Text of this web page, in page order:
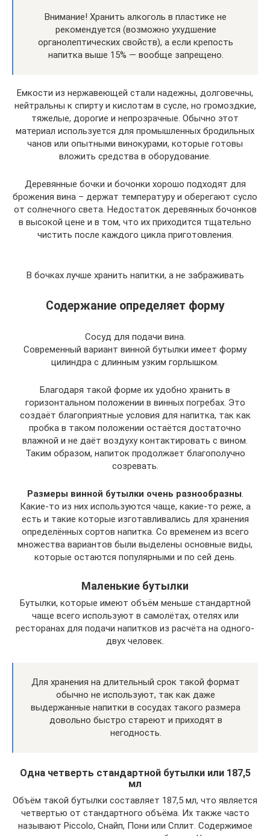
Внимание! Хранить алкоголь в пластике не
рекомендуется (возможно ухудшение
органолептических свойств), а если крепость
напитка выше 15% — вообще запрещено.
Емкости из нержавеющей стали надежны, долговечны,
нейтральны к спирту и кислотам в сусле, но громоздкие,
тяжелые, дорогие и непрозрачные. Обычно этот
материал используется для промышленных бродильных
чанов или опытными винокурами, которые готовы
вложить средства в оборудование.
Деревянные бочки и бочонки хорошо подходят для
брожения вина – держат температуру и оберегают сусло
от солнечного света. Недостаток деревянных бочонков
в высокой цене и в том, что их приходится тщательно
чистить после каждого цикла приготовления.
В бочках лучше хранить напитки, а не забраживать
Содержание определяет форму
Сосуд для подачи вина.
Современный вариант винной бутылки имеет форму
цилиндра с длинным узким горлышком.
Благодаря такой форме их удобно хранить в
горизонтальном положении в винных погребах. Это
создаёт благоприятные условия для напитка, так как
пробка в таком положении остаётся достаточно
влажной и не даёт воздуху контактировать с вином.
Таким образом, напиток продолжает благополучно
созревать.
Размеры винной бутылки очень разнообразны.
Какие-то из них используются чаще, какие-то реже, а
есть и такие которые изготавливались для хранения
определённых сортов напитка. Со временем из всего
множества вариантов были выделены основные виды,
которые остаются популярными и по сей день.
Маленькие бутылки
Бутылки, которые имеют объём меньше стандартной
чаще всего используют в самолётах, отелях или
ресторанах для подачи напитков из расчёта на одного-
двух человек.
Для хранения на длительный срок такой формат
обычно не используют, так как даже
выдержанные напитки в сосудах такого размера
довольно быстро стареют и приходят в
негодность.
Одна четверть стандартной бутылки или 187,5
мл
Объём такой бутылки составляет 187,5 мл, что является
четвертью от стандартного объёма. Их также часто
называют Piccolo, Снайп, Пони или Сплит. Содержимое